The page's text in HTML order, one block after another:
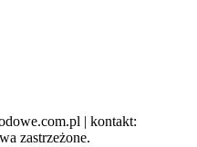
| kontakt:
zastrzeżone.